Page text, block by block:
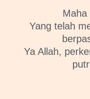
Maha
Yang telah
Ya Allah,